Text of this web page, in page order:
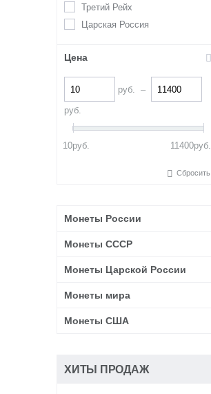
Третий Рейх
Царская Россия
Цена
руб. –
руб.
10руб. 11400руб.
Сбросить
Монеты России
Монеты СССР
Монеты Царской России
Монеты мира
Монеты США
ХИТЫ ПРОДАЖ